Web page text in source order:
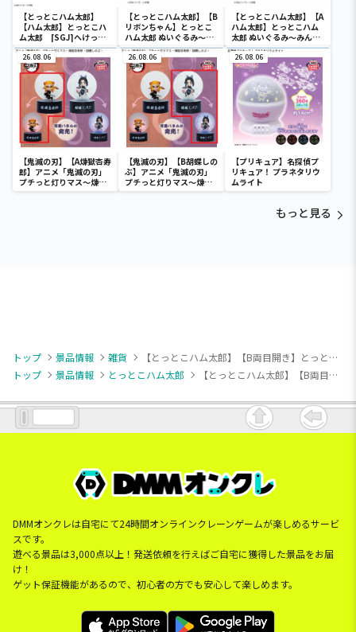
【とっとこハム太郎】
【ハム太郎】とっとこハ
ム太郎 [SGJ]へけっぬ
いぐるみ
【とっとこハム太郎】【B
リボンちゃん】とっとこ
ハム太郎 ぬいぐるみ～み
んなでパジャマパーティ
ーなのだ～
【とっとこハム太郎】【A
ハム太郎】とっとこハム
太郎 ぬいぐるみ～みんな
でパジャマパーティーな
のだ～
26.08.06
【鬼滅の刃】【A煉獄杏寿
郎】アニメ「鬼滅の刃」
プチっと灯りマス～煉獄
杏寿郎・胡蝶しのぶ～
26.08.06
【鬼滅の刃】【B胡蝶しの
ぶ】アニメ「鬼滅の刃」
プチっと灯りマス～煉獄
杏寿郎・胡蝶しのぶ～
26.08.06
【プリキュア】名探偵プ
リキュア！ プラネタリウ
ムライト
もっと見る
トップ 景品情報 雑貨
【とっとこハム太郎】【B両目開き】とっとこハム太郎 おひるねクッション
トップ
景品情報 とっとこハム太郎 【とっとこハム太郎】【B両目開き】とっとこハム太郎 おひるねクッション
DMMオンクレは自宅にて24時間オンラインクレーンゲームが楽しめるサービ
スです。
遊べる景品は3,000点以上！発送依頼を行えばご自宅に獲得した景品をお届
け！
ゲット保証機能があるので、初心者の方でも安心して楽しめます。